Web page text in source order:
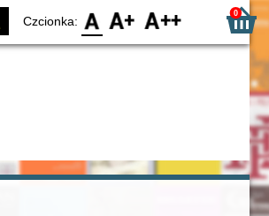
Czcionka: F0 F1 F2 0